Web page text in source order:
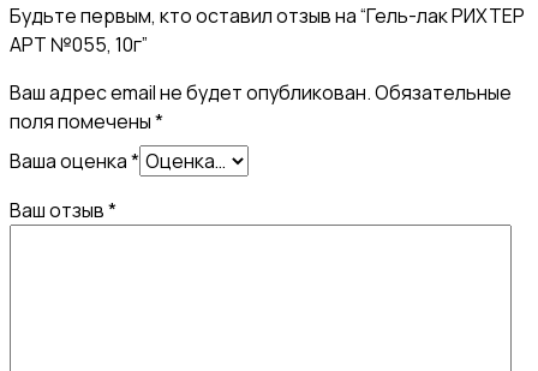
Будьте первым, кто оставил отзыв на “Гель-лак РИХТЕР
АРТ №055, 10г”
Ваш адрес email не будет опубликован.Обязательные
поля помечены*
Ваша оценка*
Ваш отзыв*